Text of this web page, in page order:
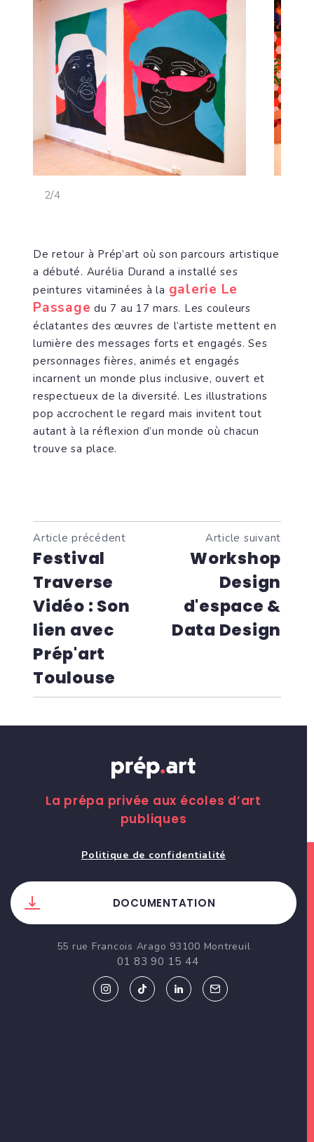
2/4
De retour à Prép’art où son parcours artistique
a débuté. Aurélia Durand a installé ses
peintures vitaminées à la galerie Le
Passage du 7 au 17 mars. Les couleurs
éclatantes des œuvres de l’artiste mettent en
lumière des messages forts et engagés. Ses
personnages fières, animés et engagés
incarnent un monde plus inclusive, ouvert et
respectueux de la diversité. Les illustrations
pop accrochent le regard mais invitent tout
autant à la réflexion d’un monde où chacun
trouve sa place.
Article précédent
Festival
Traverse
Vidéo : Son
lien avec
Prép'art
Toulouse
Article suivant
Workshop
Design
d'espace &
Data Design
La prépa privée aux écoles d’art
publiques
Politique de confidentialité
DOCUMENTATION
55 rue Francois Arago 93100 Montreuil
01 83 90 15 44